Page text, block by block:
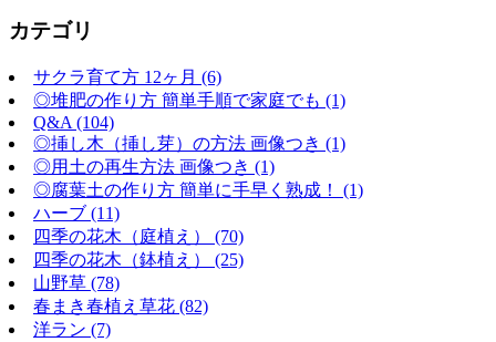
カテゴリ
サクラ育て方 12ヶ月 (6)
◎堆肥の作り方 簡単手順で家庭でも (1)
Q&A (104)
◎挿し木（挿し芽）の方法 画像つき (1)
◎用土の再生方法 画像つき (1)
◎腐葉土の作り方 簡単に手早く熟成！ (1)
ハーブ (11)
四季の花木（庭植え） (70)
四季の花木（鉢植え） (25)
山野草 (78)
春まき春植え草花 (82)
洋ラン (7)